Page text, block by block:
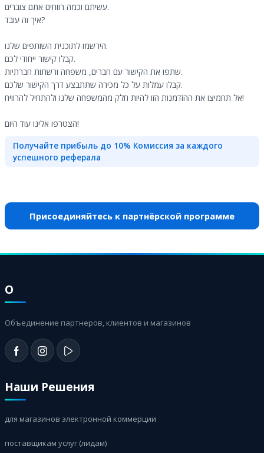
עשיתם וכמה רווחים אתם צוברים.
איך זה עובד?
הירשמו לתוכנית השותפים שלנו.
קבלו קישור ייחודי לכם.
שתפו את הקישור עם חברים, משפחה ורשתות חברתיות.
קבלו עמלות על כל מכירה שתתבצע דרך הקישור שלכם.
אל תחמיצו את ההזדמנות הזו להיות חלק מהמשפחה שלנו ולהתחיל להרוויח!
הצטרפו אלינו עוד היום!
Получайте прибыль до 10% Комиссия за каждого
успешного реферала
Присоединяйтесь к партнёрской программе
О
Объединение партнеров, клиентов и магазинов
Наши Решения
для магазинов электронной коммерции
поставщикам услуг (лидам)